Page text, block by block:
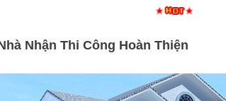
Nhận Thi Công Hoàn Thiện